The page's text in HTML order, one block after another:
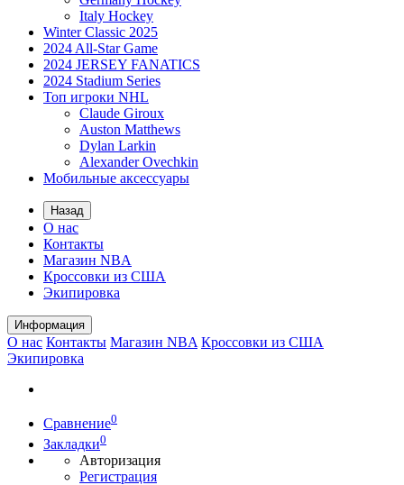
Italy Hockey
Winter Classic 2025
2024 All-Star Game
2024 JERSEY FANATICS
2024 Stadium Series
Топ игроки NHL
Claude Giroux
Auston Matthews
Dylan Larkin
Alexander Ovechkin
Мобильные аксессуары
Назад
О нас
Контакты
Магазин NBA
Кроссовки из США
Экипировка
Информация
О нас Контакты Магазин NBA Кроссовки из США
Экипировка
Сравнение0
Закладки0
Авторизация
Регистрация